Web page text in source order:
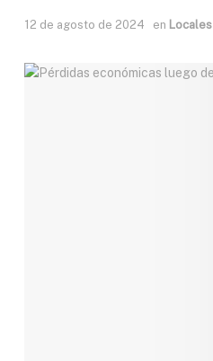
12 de agosto de 2024 en Locales